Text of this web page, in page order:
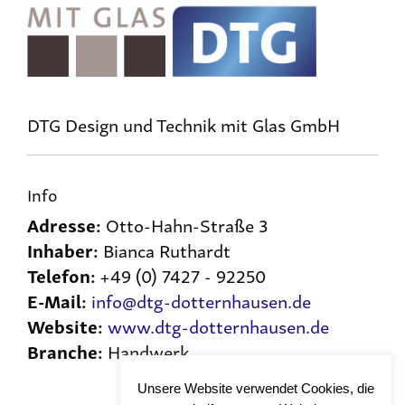
DTG Design und Technik mit Glas GmbH
Info
Adresse: Otto-Hahn-Straße 3
Inhaber: Bianca Ruthardt
Telefon:+49 (0) 7427 - 92250
E-Mail: info@dtg-dotternhausen.de
Website:www.dtg-dotternhausen.de
Branche: Handwerk
Unsere Website verwendet Cookies, die